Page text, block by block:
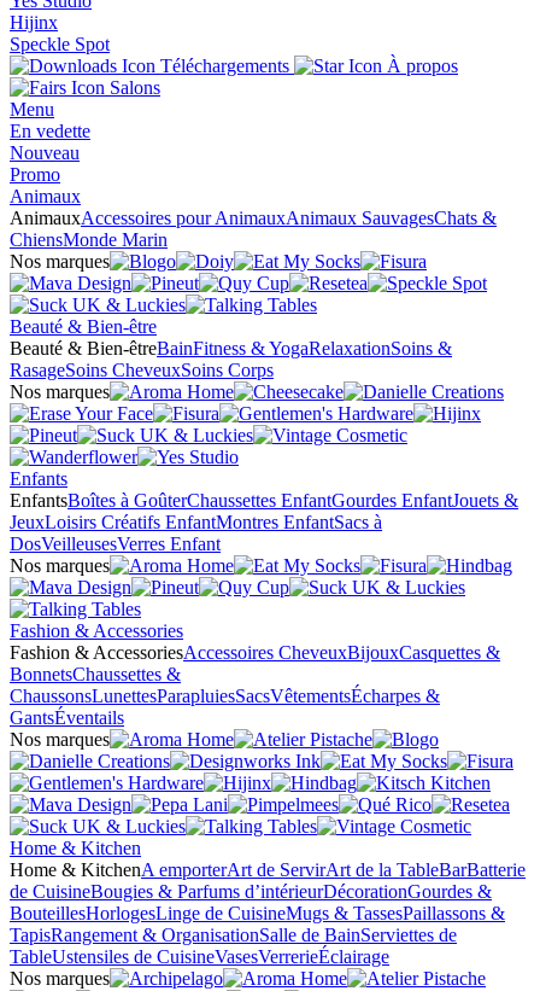
Hijinx
Speckle Spot
Téléchargements
À propos
Salons
Menu
En vedette
Nouveau
Promo
Animaux
AnimauxAccessoires pour AnimauxAnimaux SauvagesChats &
ChiensMonde Marin
Nos marques
Beauté & Bien-être
Beauté & Bien-êtreBainFitness & YogaRelaxationSoins &
RasageSoins CheveuxSoins Corps
Nos marques
Enfants
EnfantsBoîtes à GoûterChaussettes EnfantGourdes EnfantJouets &
JeuxLoisirs Créatifs EnfantMontres EnfantSacs à
DosVeilleusesVerres Enfant
Nos marques
Fashion & Accessories
Fashion & AccessoriesAccessoires CheveuxBijouxCasquettes &
BonnetsChaussettes &
ChaussonsLunettesParapluiesSacsVêtementsÉcharpes &
GantsÉventails
Nos marques
Home & Kitchen
Home & KitchenA emporterArt de ServirArt de la TableBarBatterie
de CuisineBougies & Parfums d’intérieurDécorationGourdes &
BouteillesHorlogesLinge de CuisineMugs & TassesPaillassons &
TapisRangement & OrganisationSalle de BainServiettes de
TableUstensiles de CuisineVasesVerrerieÉclairage
Nos marques